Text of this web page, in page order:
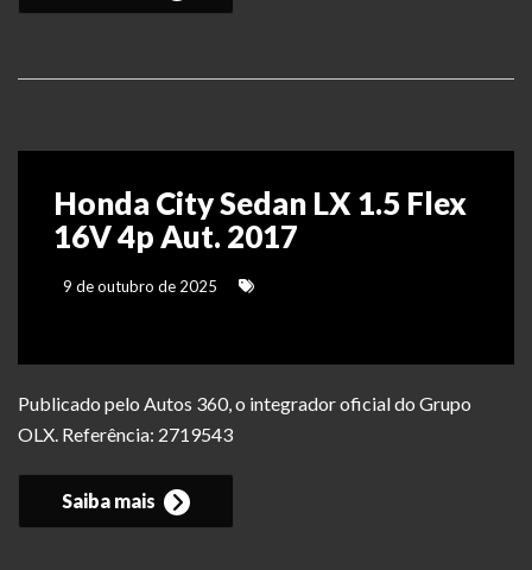
Honda City Sedan LX 1.5 Flex
16V 4p Aut. 2017
9 de outubro de 2025
Publicado pelo Autos 360, o integrador oficial do Grupo
OLX. Referência: 2719543
Saiba mais